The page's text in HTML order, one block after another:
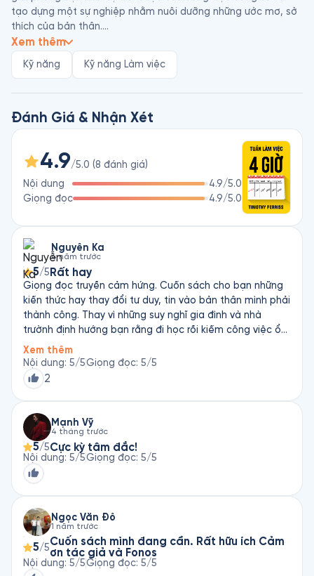
tạo dựng một sự nghiệp nhằm nuôi dưỡng những ước mơ, sở
thích của bản thân.
đồng thời là chuyên gia về lối sống người Mỹ. Sau thành công
Xem thêm
Kỹ năng Kỹ năng Làm việc
Đánh Giá & Nhận Xét
4.9/5.0 (8 đánh giá)
Nội dung
4.9/5.0
Giọng đọc
4.9/5.0
Nguyễn Ka
4 năm trước
5/5 Rất hay
Giọng đọc truyền cảm hứng. Cuốn sách cho bạn những
kiến thức hay thay đổi tư duy, tin vào bản thân mình phải
thành công. Thay vì những suy nghĩ gia đình và nhà
trườnh định hướng bạn rằng đi học rồi kiếm công việc ổn
định, tiêu xài tiết kiệm và sau này về hưu dưỡng già. Tôi
hay bạn ai cũng có khả năng trở thành triệu phú, cuốn
sách gửi đến bạn những chìa khóa then chốt, còn để
thành công thì dựa vào sự quyết tâm theo đuổi đến
cùng của bạn. "Được ăn cả, ngã về không, nhưng không
làm liều". Bạn không nhất thiết từ bỏ công việc hiện tại
để khởi nghiệp, bạn vẫn cần có một tấm lưới an toàn
trong khi rẽ qua một hướng mới và hoạch định rõ ràng,
chi tiết nhất về những mục tiêu đề ra để thực hiện ngay.
Hãy đọc đến cùng để hiểu bản chất của khởi sự kinh
Xem thêm
Nội dung: 5/5Giọng đọc: 5/5
2
Mạnh Vỹ
4 tháng trước
5/5Cực kỳ tâm đắc!
Nội dung: 5/5Giọng đọc: 5/5
Ngọc Văn Đỗ
1 năm trước
5/5Cuốn sách mình đang cần. Rất hữu ích Cảm
ơn tác giả và Fonos
Nội dung: 5/5Giọng đọc: 5/5